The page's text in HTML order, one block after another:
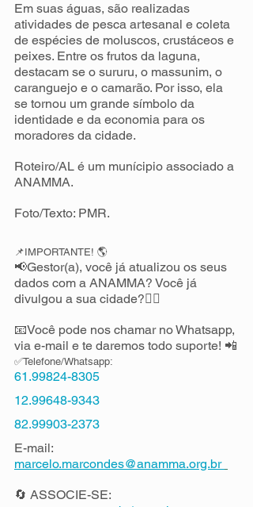
Em suas águas, são realizadas
atividades de pesca artesanal e coleta
de espécies de moluscos, crustáceos e
peixes. Entre os frutos da laguna,
destacam se o sururu, o massunim, o
caranguejo e o camarão. Por isso, ela
se tornou um grande símbolo da
identidade e da economia para os
moradores da cidade.
Roteiro/AL é um munícipio associado a
ANAMMA.
Foto/Texto: PMR.
📌IMPORTANTE! 🌎
📢Gestor(a), você já atualizou os seus
dados com a ANAMMA? Você já
divulgou a sua cidade?✍🏻
📧Você pode nos chamar no Whatsapp,
via e-mail e te daremos todo suporte! 📲
✅Telefone/Whatsapp:
61.99824-8305
12.99648-9343
82.99903-2373
E-mail:
marcelo.marcondes@anamma.org.br
🔄 ASSOCIE-SE: